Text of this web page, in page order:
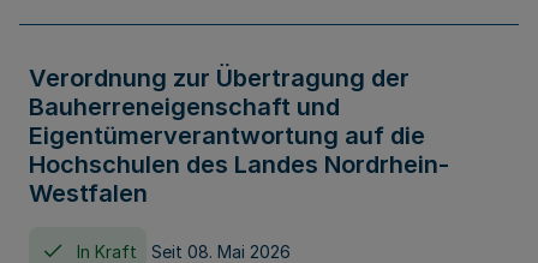
Verordnung zur Übertragung der
Bauherreneigenschaft und
Eigentümerverantwortung auf die
Hochschulen des Landes Nordrhein-
Westfalen
In Kraft Seit 08. Mai 2026